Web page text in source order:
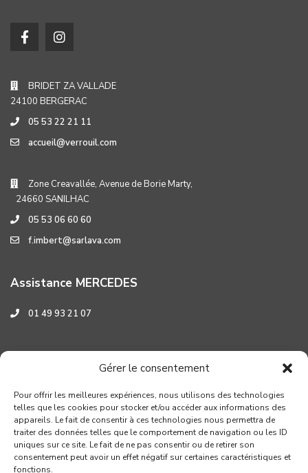
Gérer le consentement
Pour offrir les meilleures expériences, nous utilisons des technologies
telles que les cookies pour stocker et/ou accéder aux informations des
appareils. Le fait de consentir à ces technologies nous permettra de
traiter des données telles que le comportement de navigation ou les ID
uniques sur ce site. Le fait de ne pas consentir ou de retirer son
consentement peut avoir un effet négatif sur certaines caractéristiques et
fonctions.
BRIDET ZA VALLADE
24100 BERGERAC
05 53 22 21 11
accueil@verrouil.com
Zone Creavallée, Avenue de Borie Marty,
24660 SANILHAC
05 53 06 60 60
f.imbert@sarlava.com
Assistance MERCEDES
01 49 93 21 07
Assistance HYUNDAI